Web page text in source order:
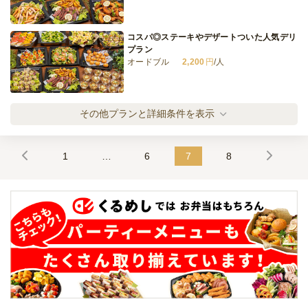
コスパ◎ステーキやデザートついた人気デリ
プラン
オードブル
2,200 円/人
ピンチョス&小分けスタイルで懇親会お勧め
プラン
プラン
オードブル
2,900円/人
お寿司や小分け&ピンチョスで楽しむ豪華デ
リプラン
オードブル
3,000円/人
その他プランと詳細条件を表示
1 6 7 8